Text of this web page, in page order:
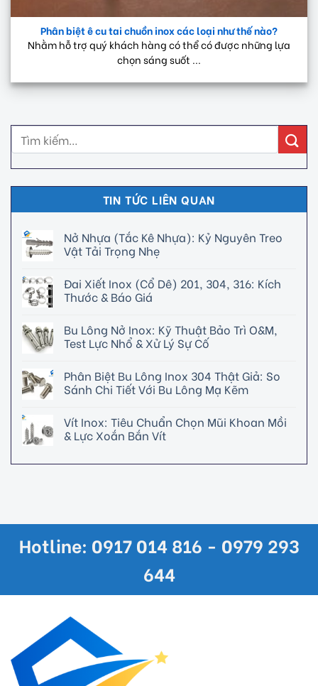
Phân biệt ê cu tai chuồn inox các loại như thế nào?
Nhằm hỗ trợ quý khách hàng có thể có được những lựa
chọn sáng suốt ...
TIN TỨC LIÊN QUAN
Nở Nhựa (Tắc Kê Nhựa): Kỷ Nguyên Treo
Vật Tải Trọng Nhẹ
Đai Xiết Inox (Cổ Dê) 201, 304, 316: Kích
Thước & Báo Giá
Bu Lông Nở Inox: Kỹ Thuật Bảo Trì O&M,
Test Lực Nhổ & Xử Lý Sự Cố
Phân Biệt Bu Lông Inox 304 Thật Giả: So
Sánh Chi Tiết Với Bu Lông Mạ Kẽm
Vít Inox: Tiêu Chuẩn Chọn Mũi Khoan Mồi
& Lực Xoắn Bắn Vít
Hotline: 0917 014 816 - 0979 293
644